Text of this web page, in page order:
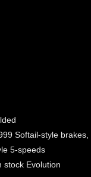
Softail-style
5-speeds
stock Evolution